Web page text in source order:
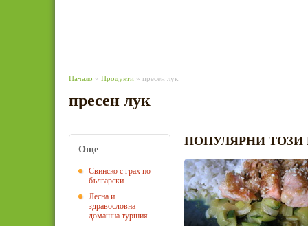
Начало » Продукти » пресен лук
пресен лук
Още
Свинско с грах по
български
Лесна и
здравословна
домашна туршия
ПОПУЛЯРНИ ТОЗИ